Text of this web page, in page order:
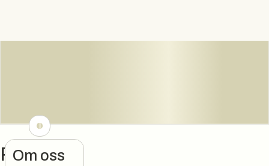
Pastama
Om oss